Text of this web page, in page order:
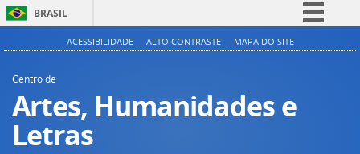
BRASIL
Simplifique!
Acesso à informação
ACESSIBILIDADE ALTO CONTRASTE MAPA DO SITE
Centro de
Artes, Humanidades e
Letras